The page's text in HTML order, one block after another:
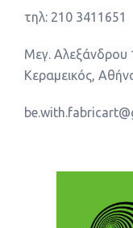
τηλ: 210 3411651
Μεγ. Αλεξάνδρου
Κεραμεικός,